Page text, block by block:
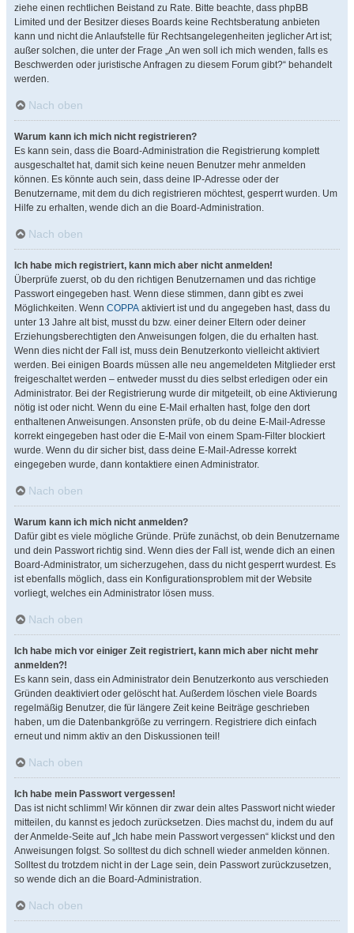
ziehe einen rechtlichen Beistand zu Rate. Bitte beachte, dass phpBB
Limited und der Besitzer dieses Boards keine Rechtsberatung anbieten
kann und nicht die Anlaufstelle für Rechtsangelegenheiten jeglicher Art ist;
außer solchen, die unter der Frage „An wen soll ich mich wenden, falls es
Beschwerden oder juristische Anfragen zu diesem Forum gibt?“ behandelt
werden.
Nach oben
Warum kann ich mich nicht registrieren?
Es kann sein, dass die Board-Administration die Registrierung komplett
ausgeschaltet hat, damit sich keine neuen Benutzer mehr anmelden
können. Es könnte auch sein, dass deine IP-Adresse oder der
Benutzername, mit dem du dich registrieren möchtest, gesperrt wurden. Um
Hilfe zu erhalten, wende dich an die Board-Administration.
Nach oben
Ich habe mich registriert, kann mich aber nicht anmelden!
Überprüfe zuerst, ob du den richtigen Benutzernamen und das richtige
Passwort eingegeben hast. Wenn diese stimmen, dann gibt es zwei
Möglichkeiten. Wenn COPPA aktiviert ist und du angegeben hast, dass du
unter 13 Jahre alt bist, musst du bzw. einer deiner Eltern oder deiner
Erziehungsberechtigten den Anweisungen folgen, die du erhalten hast.
Wenn dies nicht der Fall ist, muss dein Benutzerkonto vielleicht aktiviert
werden. Bei einigen Boards müssen alle neu angemeldeten Mitglieder erst
freigeschaltet werden – entweder musst du dies selbst erledigen oder ein
Administrator. Bei der Registrierung wurde dir mitgeteilt, ob eine Aktivierung
nötig ist oder nicht. Wenn du eine E-Mail erhalten hast, folge den dort
enthaltenen Anweisungen. Ansonsten prüfe, ob du deine E-Mail-Adresse
korrekt eingegeben hast oder die E-Mail von einem Spam-Filter blockiert
wurde. Wenn du dir sicher bist, dass deine E-Mail-Adresse korrekt
eingegeben wurde, dann kontaktiere einen Administrator.
Nach oben
Warum kann ich mich nicht anmelden?
Dafür gibt es viele mögliche Gründe. Prüfe zunächst, ob dein Benutzername
und dein Passwort richtig sind. Wenn dies der Fall ist, wende dich an einen
Board-Administrator, um sicherzugehen, dass du nicht gesperrt wurdest. Es
ist ebenfalls möglich, dass ein Konfigurationsproblem mit der Website
vorliegt, welches ein Administrator lösen muss.
Nach oben
Ich habe mich vor einiger Zeit registriert, kann mich aber nicht mehr
anmelden?!
Es kann sein, dass ein Administrator dein Benutzerkonto aus verschieden
Gründen deaktiviert oder gelöscht hat. Außerdem löschen viele Boards
regelmäßig Benutzer, die für längere Zeit keine Beiträge geschrieben
haben, um die Datenbankgröße zu verringern. Registriere dich einfach
erneut und nimm aktiv an den Diskussionen teil!
Nach oben
Ich habe mein Passwort vergessen!
Das ist nicht schlimm! Wir können dir zwar dein altes Passwort nicht wieder
mitteilen, du kannst es jedoch zurücksetzen. Dies machst du, indem du auf
der Anmelde-Seite auf „Ich habe mein Passwort vergessen“ klickst und den
Anweisungen folgst. So solltest du dich schnell wieder anmelden können.
Solltest du trotzdem nicht in der Lage sein, dein Passwort zurückzusetzen,
so wende dich an die Board-Administration.
Nach oben